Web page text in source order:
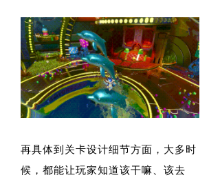
再具体到关卡设计细节方面，大多时
候，都能让玩家知道该干嘛、该去